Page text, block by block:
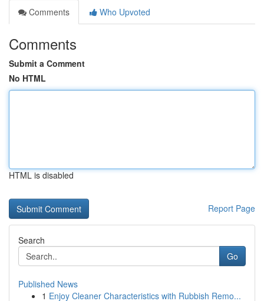
Comments
Who Upvoted
Comments
Submit a Comment
No HTML
HTML is disabled
Report Page
Search
Go
Published News
1 Enjoy Cleaner Characteristics with Rubbish Remo...